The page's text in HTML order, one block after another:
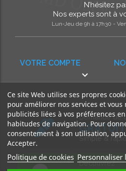
VOTRE COMPTE

N’hésitez
Nos experts sont à
Lun-Jeu de 9h à 17h30 -
Demande de
GRATUIT
Simple &
Découvrez
Ce site Web utilise ses propres
pour améliorer nos services et vous
publicités liées à vos préférences
habitudes de navigation. Pour
consentement à son utilisation,
Accepter.
Politique de cookies Personnaliser